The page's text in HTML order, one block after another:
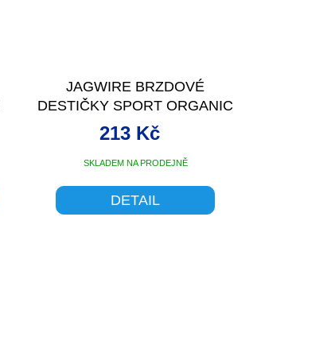
JAGWIRE BRZDOVÉ
DESTIČKY SPORT ORGANIC
SHIMANO DCA785
SKLADEM NA PRODEJNĚ
213 Kč
DETAIL